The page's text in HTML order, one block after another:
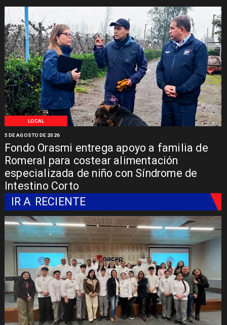
LOCAL
Fondo Orasmi entrega apoyo a familia de
Romeral para costear alimentación
especializada de niño con Síndrome de
Intestino Corto
5 DE AGOSTO DE 2026
IR A RECIENTE